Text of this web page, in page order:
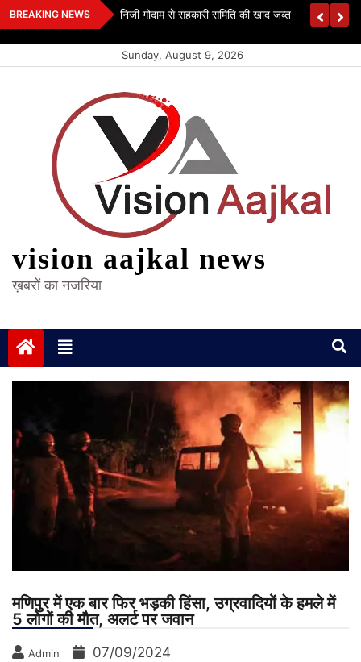
Skip
to
BREAKING NEWS निजी गोदाम से सहकारी समिति की खाद जब्त
Sunday, August 9, 2026
vision aajkal news
ख़बरों का नजरिया
मणिपुर में एक बार फिर भड़की हिंसा, उग्रवादियों के हमले में
5 लोगों की मौत, अलर्ट पर जवान
Admin 07/09/2024